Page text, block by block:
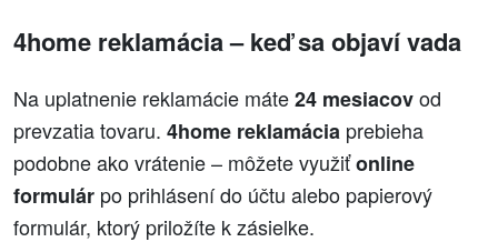
4home reklamácia – keď sa objaví vada
Na uplatnenie reklamácie máte24 mesiacovod
prevzatia tovaru. 4home reklamácia prebieha
podobne ako vrátenie – môžete využiťonline
formulár po prihlásení do účtu alebo papierový
formulár, ktorý priložíte k zásielke.